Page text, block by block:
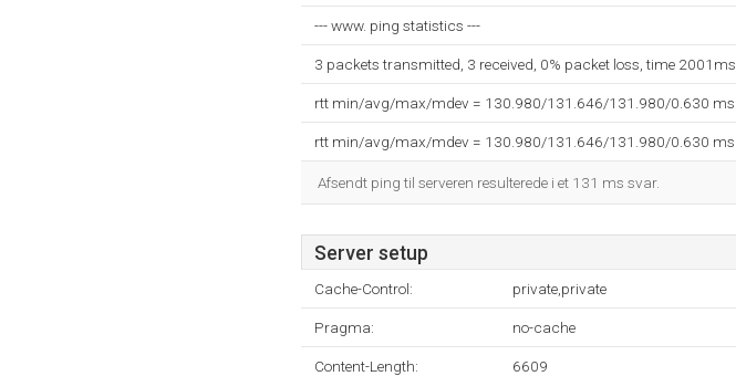
--- www. ping statistics ---
3 packets transmitted, 3 received, 0% packet loss, time 2001ms
rtt min/avg/max/mdev = 130.980/131.646/131.980/0.630 ms
rtt min/avg/max/mdev = 130.980/131.646/131.980/0.630 ms
Afsendt ping til serveren resulterede i et 131 ms svar.
Server setup
Cache-Control: private,private
Pragma: no-cache
Content-Length: 6609